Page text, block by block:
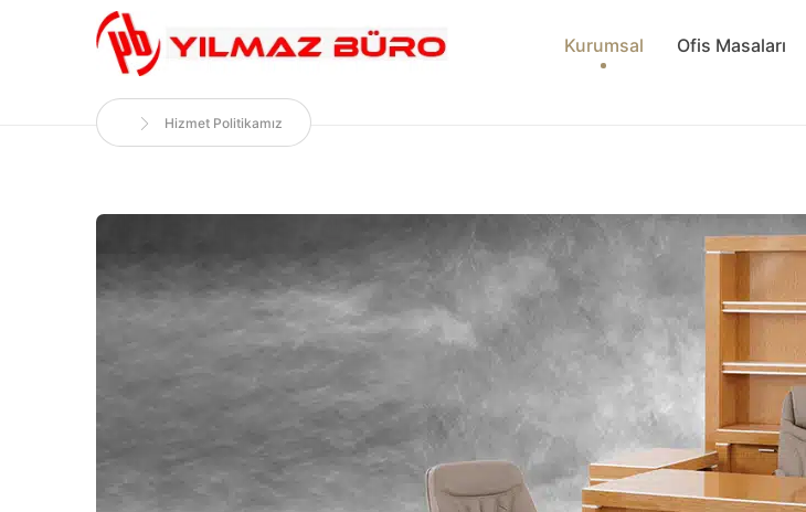
Kurumsal Ofis Masaları
Hizmet Politikamız